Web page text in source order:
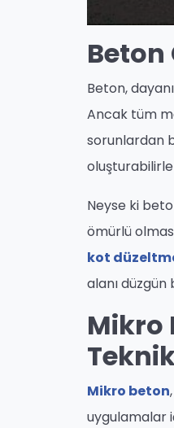
Beton
Beton,
Ancak tüm
sorunlardan
Neyse ki
ömürlü
kot
alanı
Mikro
Mikro beton
uygulamalar